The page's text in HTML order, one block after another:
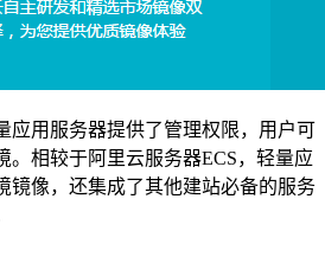
应用服务器提供了管理权限，用户可
。相较于阿里云服务器ECS，轻量应
镜像，还集成了其他建站必备的服务